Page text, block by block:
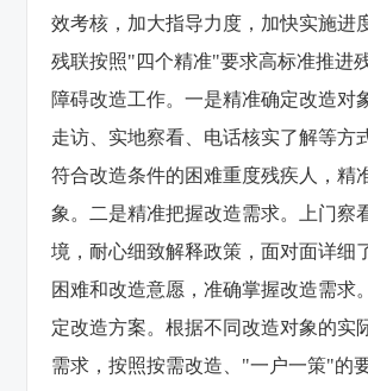
效考核，加大指导力度，加快实施进
残联按照"四个精准"要求高标准推进
障碍改造工作。一是精准确定改造对
走访、实地察看、电话核实了解等方
符合改造条件的困难重度残疾人，精
象。二是精准把握改造需求。上门察
境，耐心细致解释政策，面对面详细
困难和改造意愿，准确掌握改造需求
定改造方案。根据不同改造对象的实
需求，按照按需改造、"一户一策"的